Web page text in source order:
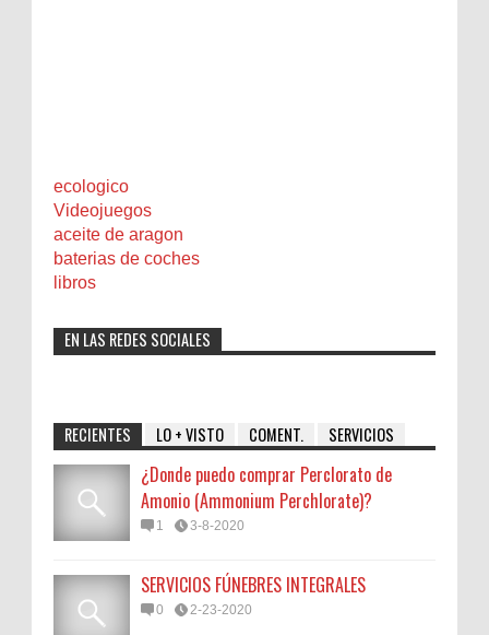
ecologico
Videojuegos
aceite de aragon
baterias de coches
libros
EN LAS REDES SOCIALES
RECIENTES LO + VISTO COMENT. SERVICIOS
¿Donde puedo comprar Perclorato de
Amonio (Ammonium Perchlorate)?
1 3-8-2020
SERVICIOS FÚNEBRES INTEGRALES
0 2-23-2020